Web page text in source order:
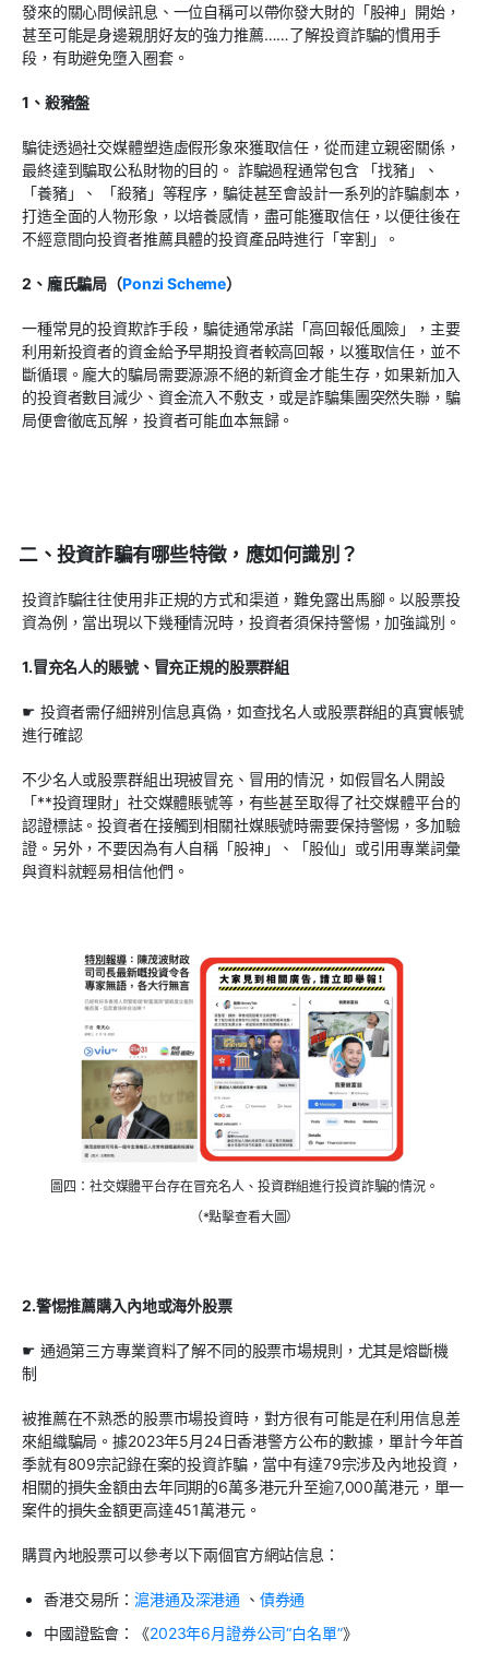
發來的關心問候訊息、一位自稱可以帶你發大財的「股神」開始，
甚至可能是身邊親朋好友的強力推薦……了解投資詐騙的慣用手
段，有助避免墮入圈套。
1、殺豬盤
騙徒透過社交媒體塑造虛假形象來獲取信任，從而建立親密關係，
最終達到騙取公私財物的目的。 詐騙過程通常包含 「找豬」、
「養豬」、 「殺豬」等程序，騙徒甚至會設計一系列的詐騙劇本，
打造全面的人物形象，以培養感情，盡可能獲取信任，以便往後在
不經意間向投資者推薦具體的投資產品時進行「宰割」。
2、龐氏騙局（Ponzi Scheme）
一種常見的投資欺詐手段，騙徒通常承諾「高回報低風險」，主要
利用新投資者的資金給予早期投資者較高回報，以獲取信任，並不
斷循環。龐大的騙局需要源源不絕的新資金才能生存，如果新加入
的投資者數目減少、資金流入不敷支，或是詐騙集團突然失聯，騙
局便會徹底瓦解，投資者可能血本無歸。
二、投資詐騙有哪些特徵，應如何識別？
投資詐騙往往使用非正規的方式和渠道，難免露出馬腳。以股票投
資為例，當出現以下幾種情況時，投資者須保持警惕，加強識別。
1.冒充名人的賬號、冒充正規的股票群組
☛ 投資者需仔細辨別信息真偽，如查找名人或股票群組的真實帳號
進行確認
不少名人或股票群組出現被冒充、冒用的情況，如假冒名人開設
「**投資理財」社交媒體賬號等，有些甚至取得了社交媒體平台的
認證標誌。投資者在接觸到相關社媒賬號時需要保持警惕，多加驗
證。另外，不要因為有人自稱「股神」、「股仙」或引用專業詞彙
與資料就輕易相信他們。
圖四：社交媒體平台存在冒充名人、投資群組進行投資詐騙的情況。
（*點擊查看大圖）
2.警惕推薦購入內地或海外股票
☛ 通過第三方專業資料了解不同的股票市場規則，尤其是熔斷機
制
被推薦在不熟悉的股票市場投資時，對方很有可能是在利用信息差
來組織騙局。據2023年5月24日香港警方公布的數據，單計今年首
季就有809宗記錄在案的投資詐騙，當中有達79宗涉及內地投資，
相關的損失金額由去年同期的6萬多港元升至逾7,000萬港元，單一
案件的損失金額更高達451萬港元。
購買內地股票可以參考以下兩個官方網站信息：
香港交易所：滬港通及深港通 、 債券通
中國證監會：《2023年6月證券公司“白名單”》